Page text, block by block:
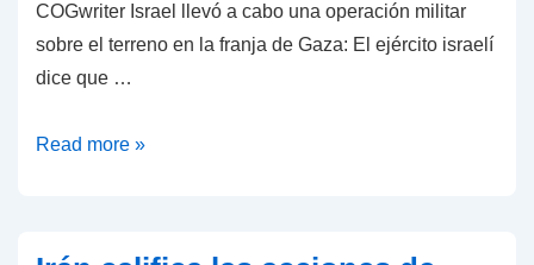
9
como
“una
para
COGwriter Israel llevó a cabo una operación militar
sobre el terreno en la franja de Gaza: El ejército israelí
dice que …
VOA:
Read more »